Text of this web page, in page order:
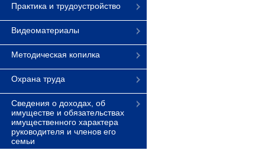
Практика и трудоустройство
Видеоматериалы
Методическая копилка
Охрана труда
Сведения о доходах, об
имуществе и обязательствах
имущественного характера
руководителя и членов его
семьи